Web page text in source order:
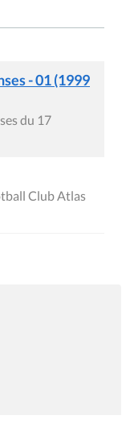
- 01 (1999
du 17
Club Atlas